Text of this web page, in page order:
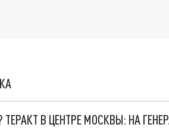
В ЦЕНТРЕ МОСКВЫ: НА